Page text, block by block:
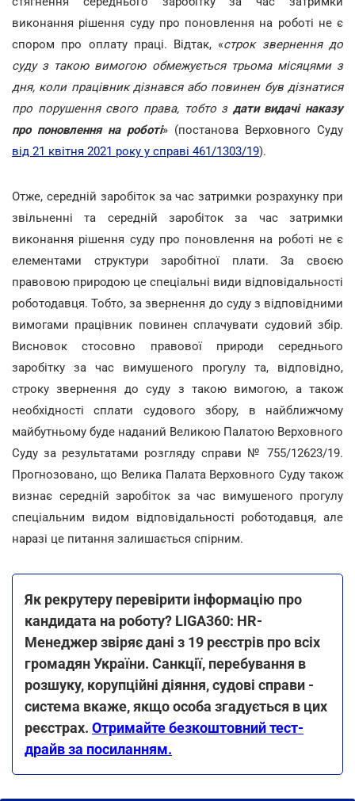
виконання рішення суду про поновлення на роботі не є
спором про оплату праці. Відтак, «строк звернення до
суду з такою вимогою обмежується трьома місяцями з
дня, коли працівник дізнався або повинен був дізнатися
про порушення свого права, тобто з дати видачі наказу
про поновлення на роботі» (постанова Верховного Суду
від 21 квітня 2021 року у справі 461/1303/19).
Отже, середній заробіток за час затримки розрахунку при
звільненні та середній заробіток за час затримки
виконання рішення суду про поновлення на роботі не є
елементами структури заробітної плати. За своєю
правовою природою це спеціальні види відповідальності
роботодавця. Тобто, за звернення до суду з відповідними
вимогами працівник повинен сплачувати судовий збір.
Висновок стосовно правової природи середнього
заробітку за час вимушеного прогулу та, відповідно,
строку звернення до суду з такою вимогою, а також
необхідності сплати судового збору, в найближчому
майбутньому буде наданий Великою Палатою Верховного
Суду за результатами розгляду справи № 755/12623/19.
Прогнозовано, що Велика Палата Верховного Суду також
визнає середній заробіток за час вимушеного прогулу
спеціальним видом відповідальності роботодавця, але
наразі це питання залишається спірним.
Як рекрутеру перевірити інформацію про
кандидата на роботу? LIGA360: HR-
Менеджер звіряє дані з 19 реєстрів про всіх
громадян України. Санкції, перебування в
розшуку, корупційні діяння, судові справи -
система вкаже, якщо особа згадується в цих
реєстрах. Отримайте безкоштовний тест-
драйв за посиланням.